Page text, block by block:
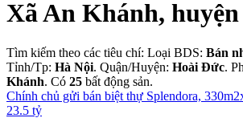
Xã An Khánh,
Tìm kiếm theo các tiêu chí: Loại BDS: Bán
Tỉnh/Tp: Hà Nội. Quận/Huyện: Hoài Đức.
Khánh. Có 25 bất động sản.
Chính chủ gửi bán biệt thự Splendora,
23.5 tỷ